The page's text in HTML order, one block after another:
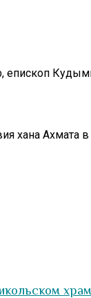
хана Ахмата в